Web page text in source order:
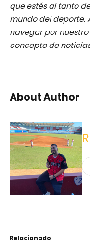
que estés al tanto
mundo del deporte.
navegar por nuestro
concepto de
About Author
Relacionado